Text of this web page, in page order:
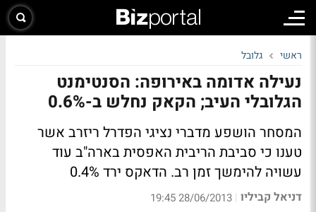
ראשי גלובל
נעילה אדומה באירופה: הסנטימנט
הגלובלי העיב; הקאק נחלש ב-0.6%
המסחר הושפע מדברי נציגי הפדרל ריזרב אשר
טענו כי סביבת הריבית האפסית בארה"ב עוד
עשויה להימשך זמן רב. הדאקס ירד 0.4%
דניאל קביליו |
28/06/2013 19:45